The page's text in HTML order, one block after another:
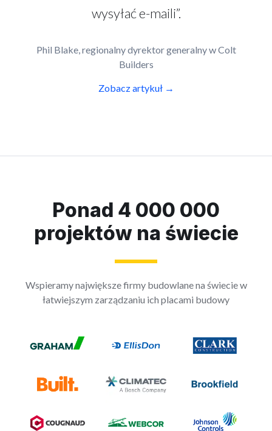
wysyłać e-maili”.
Phil Blake, regionalny dyrektor generalny w Colt
Builders
Zobacz artykuł →
Ponad 4 000 000
projektów na świecie
Wspieramy największe firmy budowlane na świecie w
łatwiejszym zarządzaniu ich placami budowy